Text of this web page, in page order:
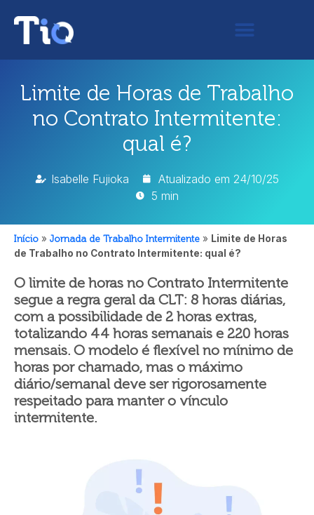
Limite de Horas de Trabalho
no Contrato Intermitente:
qual é?
Isabelle Fujioka Atualizado em 24/10/25
5 min
Início » Jornada de Trabalho Intermitente » Limite de Horas
de Trabalho no Contrato Intermitente: qual é?
O limite de horas no Contrato Intermitente
segue a regra geral da CLT: 8 horas diárias,
com a possibilidade de 2 horas extras,
totalizando 44 horas semanais e 220 horas
mensais. O modelo é flexível no mínimo de
horas por chamado, mas o máximo
diário/semanal deve ser rigorosamente
respeitado para manter o vínculo
intermitente.